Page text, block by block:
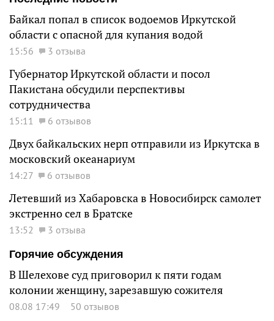
Байкал попал в список водоемов Иркутской
области с опасной для купания водой
15:56 3 отзыва
Губернатор Иркутской области и посол
Пакистана обсудили перспективы
сотрудничества
15:11 6 отзывов
Двух байкальских нерп отправили из Иркутска в
московский океанариум
14:27 6 отзывов
Летевший из Хабаровска в Новосибирск самолет
экстренно сел в Братске
13:52
3 отзыва
Горячие обсуждения
В Шелехове суд приговорил к пяти годам
колонии женщину, зарезавшую сожителя
08.08 17:49 50 отзывов